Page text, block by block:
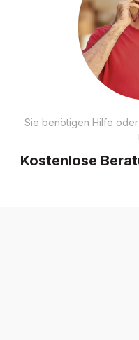
Sie benötigen Hilfe
Kostenlose